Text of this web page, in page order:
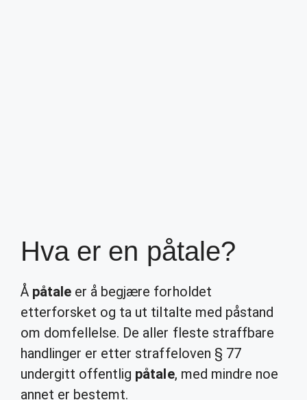
Hva er en påtale?
Å påtale er å begjære forholdet
etterforsket og ta ut tiltalte med påstand
om domfellelse. De aller fleste straffbare
handlinger er etter straffeloven § 77
undergitt offentlig påtale, med mindre noe
annet er bestemt.